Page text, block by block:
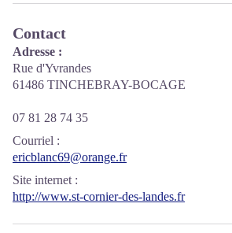
Contact
Adresse :
Rue d'Yvrandes
61486 TINCHEBRAY-BOCAGE
07 81 28 74 35
Courriel :
ericblanc69@orange.fr
Site internet :
http://www.st-cornier-des-landes.fr